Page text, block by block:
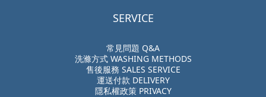
SERVICE
常見問題 Q&A
洗滌方式 WASHING METHODS
售後服務 SALES SERVICE
運送付款 DELIVERY
隱私權政策 PRIVACY